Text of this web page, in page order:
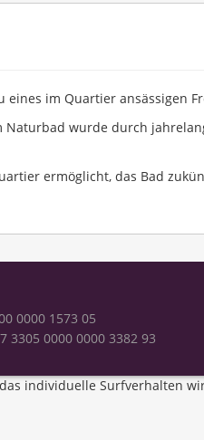
im Quartier ansässigen
wurde durch
ermöglicht, das Bad
0000 1573 05
0000 0000 3382 93
individuelle Surfverhalten